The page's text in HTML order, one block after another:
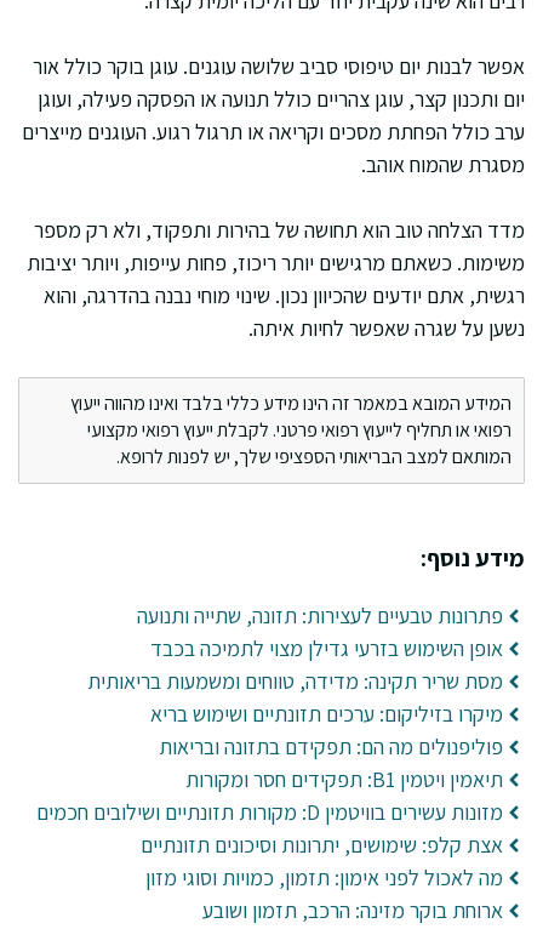
אפשר לבנות יום טיפוסי סביב שלושה עוגנים. עוגן בוקר כולל אור
יום ותכנון קצר, עוגן צהריים כולל תנועה או הפסקה פעילה, ועוגן
ערב כולל הפחתת מסכים וקריאה או תרגול רגוע. העוגנים מייצרים
מסגרת שהמוח אוהב.
מדד הצלחה טוב הוא תחושה של בהירות ותפקוד, ולא רק מספר
משימות. כשאתם מרגישים יותר ריכוז, פחות עייפות, ויותר יציבות
רגשית, אתם יודעים שהכיוון נכון. שינוי מוחי נבנה בהדרגה, והוא
נשען על שגרה שאפשר לחיות איתה.
המידע המובא במאמר זה הינו מידע כללי בלבד ואינו מהווה ייעוץ
רפואי או תחליף לייעוץ רפואי פרטני. לקבלת ייעוץ רפואי מקצועי
המותאם למצב הבריאותי הספציפי שלך, יש לפנות לרופא.
מידע נוסף:
פתרונות טבעיים לעצירות: תזונה, שתייה ותנועה
אופן השימוש בזרעי גדילן מצוי לתמיכה בכבד
מסת שריר תקינה: מדידה, טווחים ומשמעות בריאותית
מיקרו בזיליקום: ערכים תזונתיים ושימוש בריא
פוליפנולים מה הם: תפקידם בתזונה ובריאות
תיאמין ויטמין B1: תפקידים חסר ומקורות
מזונות עשירים בוויטמין D: מקורות תזונתיים ושילובים חכמים
אצת קלפ: שימושים, יתרונות וסיכונים תזונתיים
מה לאכול לפני אימון: תזמון, כמויות וסוגי מזון
ארוחת בוקר מזינה: הרכב, תזמון ושובע